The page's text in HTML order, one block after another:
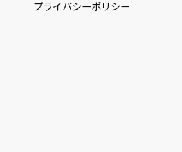
プライバシーポリシー